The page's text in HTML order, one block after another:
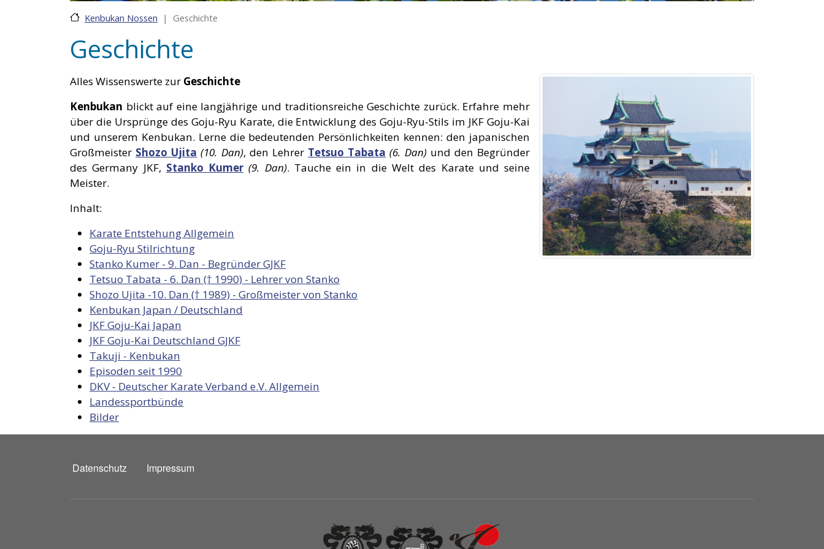
Kenbukan Nossen Geschichte
Geschichte
Alles Wissenswerte zur Geschichte
Kenbukan blickt auf eine langjährige und traditionsreiche Geschichte zurück. Erfahre mehr
über die Ursprünge des Goju-Ryu Karate, die Entwicklung des Goju-Ryu-Stils im JKF Goju-Kai
und unserem Kenbukan. Lerne die bedeutenden Persönlichkeiten kennen: den japanischen
Großmeister Shozo Ujita (10. Dan), den Lehrer Tetsuo Tabata (6. Dan)und den Begründer
des Germany JKF, Stanko Kumer (9. Dan). Tauche ein in die Welt des Karate und seine
Meister.
Inhalt:
Karate Entstehung Allgemein
Goju-Ryu Stilrichtung
Stanko Kumer - 9. Dan - Begründer GJKF
Tetsuo Tabata - 6. Dan († 1990) - Lehrer von Stanko
Shozo Ujita -10. Dan († 1989) - Großmeister von Stanko
Kenbukan Japan / Deutschland
JKF Goju-Kai Japan
JKF Goju-Kai Deutschland GJKF
Takuji - Kenbukan
Episoden seit 1990
DKV - Deutscher Karate Verband e.V. Allgemein
Landessportbünde
Bilder
FUSSZEILE
Datenschutz Impressum